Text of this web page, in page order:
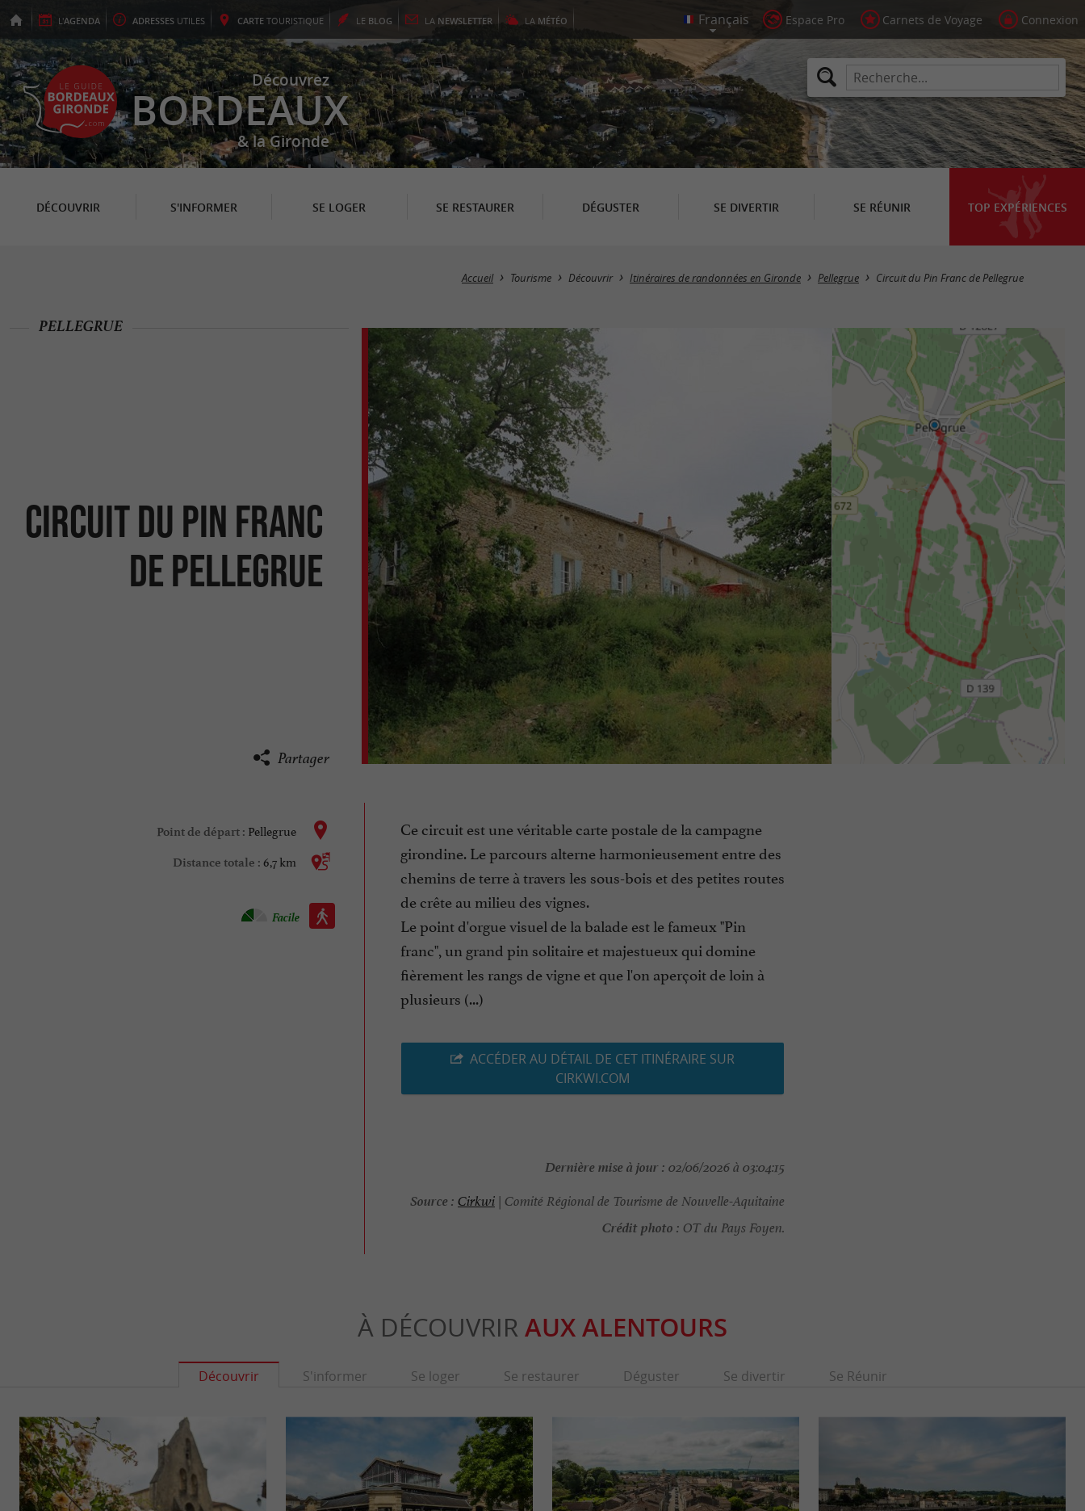
L'AGENDA ADRESSES UTILES CARTE TOURISTIQUE LE BLOG LA NEWSLETTER LA MÉTÉO Espace Pro Carnets de Voyage Connexion
Découvrez
BORDEAUX
& la Gironde
DÉCOUVRIR S'INFORMER SE LOGER SE RESTAURER DÉGUSTER SE DIVERTIR SE RÉUNIR TOP EXPÉRIENCES
Accueil Tourisme Découvrir Itinéraires de randonnées en Gironde Pellegrue Circuit du Pin Franc de Pellegrue
Circuit du Pin Franc
de Pellegrue
PELLEGRUE
Partager
Point de départ : Pellegrue
Distance totale : 6,7 km
Marche à pied :
Facile
Ce circuit est une véritable carte postale de la campagne
girondine. Le parcours alterne harmonieusement entre des
chemins de terre à travers les sous-bois et des petites routes
de crête au milieu des vignes.
Le point d'orgue visuel de la balade est le fameux "Pin
franc", un grand pin solitaire et majestueux qui domine
fièrement les rangs de vigne et que l'on aperçoit de loin à
plusieurs (...)
ACCÉDER AU DÉTAIL DE CET ITINÉRAIRE SUR
CIRKWI.COM
Dernière mise à jour : 02/06/2026 à 03:04:15
Source : Cirkwi| Comité Régional de Tourisme de Nouvelle-Aquitaine
Crédit photo : OT du Pays Foyen.
À DÉCOUVRIR AUX ALENTOURS
Découvrir S'informer Se loger Se restaurer Déguster Se divertir Se Réunir